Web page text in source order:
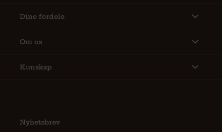
Dine fordele
Om os
Kunskap
Nyhetsbrev